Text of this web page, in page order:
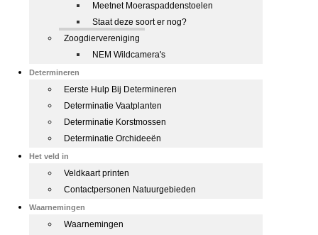
Meetnet Moeraspaddenstoelen
Staat deze soort er nog?
Zoogdiervereniging
NEM Wildcamera's
Determineren
Eerste Hulp Bij Determineren
Determinatie Vaatplanten
Determinatie Korstmossen
Determinatie Orchideeën
Het veld in
Veldkaart printen
Contactpersonen Natuurgebieden
Waarnemingen
Waarnemingen